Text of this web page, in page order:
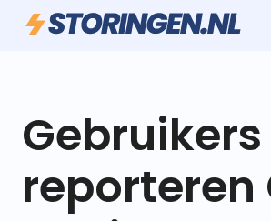
Gebruikers
reporteren